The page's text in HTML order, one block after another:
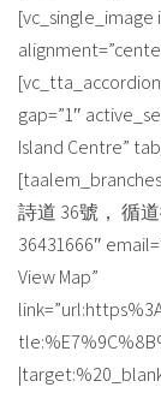
[vc_single_image
gap=”1″
Island Centre”
詩道 36號， 循
36431666″
View Map”